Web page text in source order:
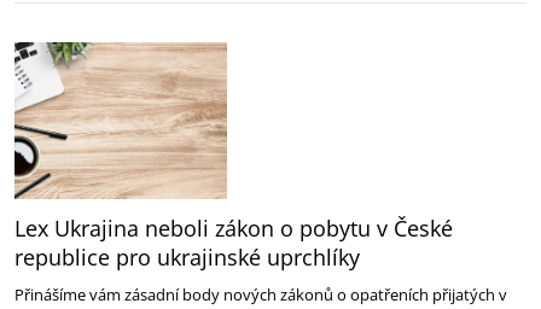
Lex Ukrajina neboli zákon o pobytu v České
republice pro ukrajinské uprchlíky
Přinášíme vám zásadní body nových zákonů o opatřeních přijatých v